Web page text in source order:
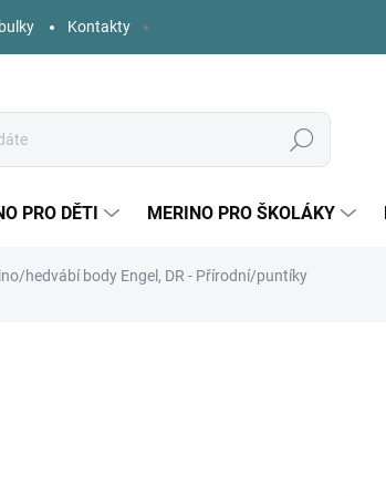
Kontakty
Hledat
PRO DĚTI MERINO PRO ŠKOLÁKY
hedvábí body Engel, DR - Přírodní/puntíky